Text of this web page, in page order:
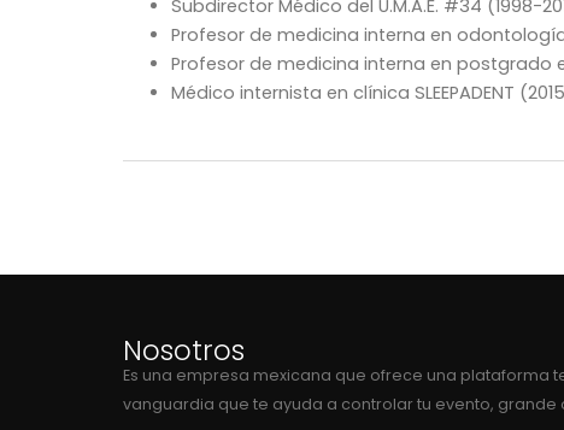
Subdirector Médico del U.M.A.E. #34 (1998-
Profesor de medicina interna en
Profesor de medicina interna en postgrado
Médico internista en clínica SLEEPADENT
Nosotros
Es una empresa mexicana que ofrece una plataforma
vanguardia que te ayuda a controlar tu evento, grande